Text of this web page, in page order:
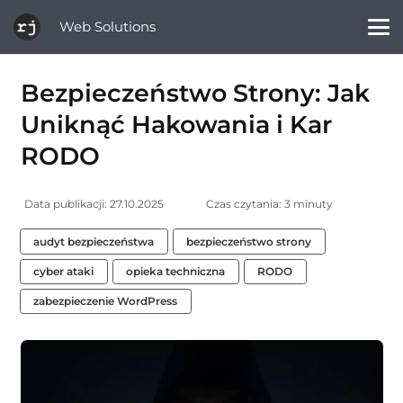
Web Solutions
Bezpieczeństwo Strony: Jak
Uniknąć Hakowania i Kar
RODO
Data publikacji:27.10.2025 Czas czytania: 3 minuty
audyt bezpieczeństwa bezpieczeństwo strony
cyber ataki opieka techniczna RODO
zabezpieczenie WordPress